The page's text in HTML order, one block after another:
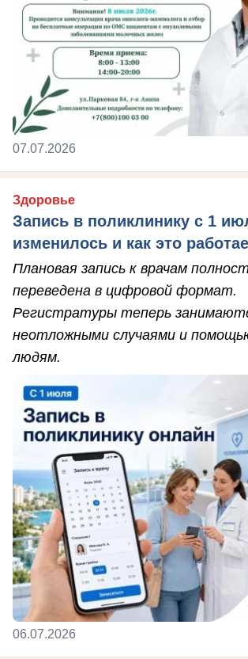
07.07.2026
Здоровье
Запись в поликлинику с 1
изменилось и как это
Плановая запись к врачам
переведена в цифровой формат.
Регистратуры теперь
неотложными случаями и
людям.
06.07.2026